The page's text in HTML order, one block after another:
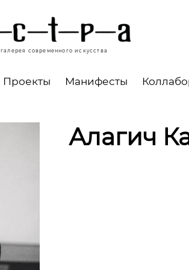
галерея современного искусства
Проекты Манифесты
Алагич